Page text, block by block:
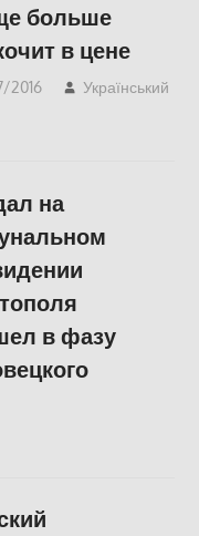
больше
в цене
2016
Український
на
в фазу